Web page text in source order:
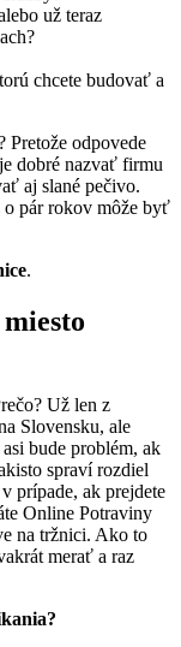
už teraz
chcete budovať a
Pretože odpovede
dobré nazvať firmu
aj slané pečivo.
o pár rokov môže byť
.
Už len z
Slovensku, ale
bude problém, ak
spraví rozdiel
prípade, ak prejdete
Online Potraviny
na tržnici. Ako to
merať a raz